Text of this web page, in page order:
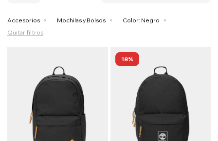
Accesorios Mochilas y Bolsos Color: Negro
Quitar filtros
18